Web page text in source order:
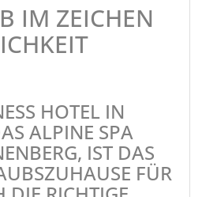
IM ZEICHEN
HOTEL IN
ALPINE SPA
IST DAS
FÜR